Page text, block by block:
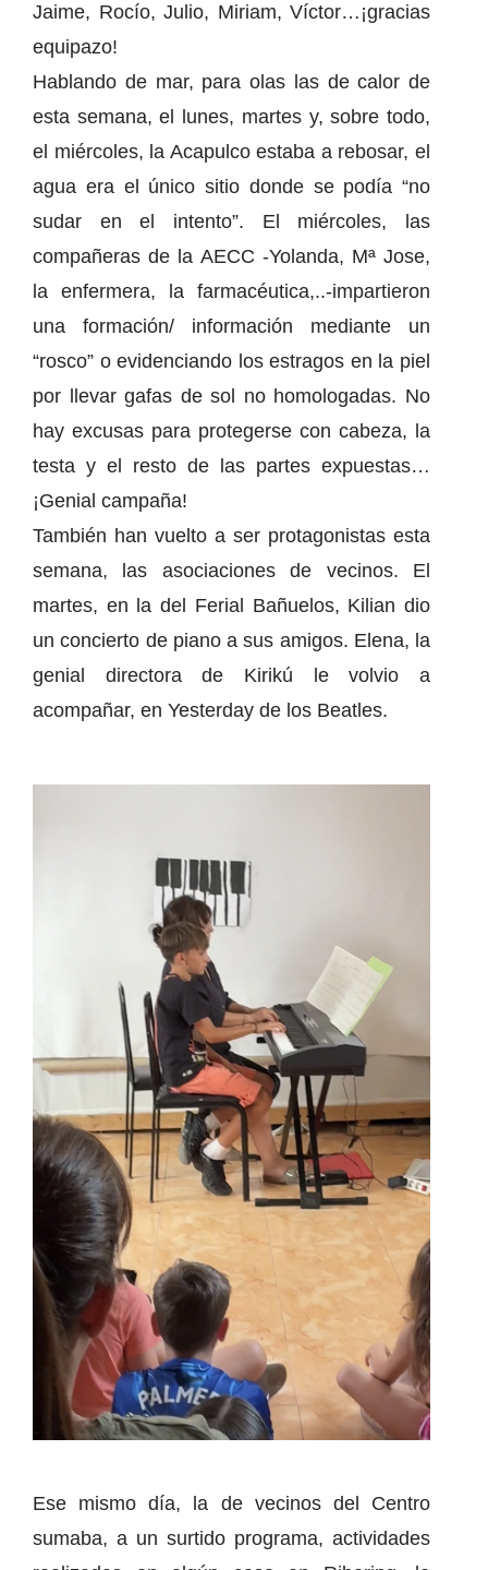
Jaime, Rocío, Julio, Miriam, Víctor…¡gracias
equipazo!
Hablando de mar, para olas las de calor de
esta semana, el lunes, martes y, sobre todo,
el miércoles, la Acapulco estaba a rebosar, el
agua era el único sitio donde se podía “no
sudar en el intento”. El miércoles, las
compañeras de la AECC -Yolanda, Mª Jose,
la enfermera, la farmacéutica,..-impartieron
una formación/ información mediante un
“rosco” o evidenciando los estragos en la piel
por llevar gafas de sol no homologadas. No
hay excusas para protegerse con cabeza, la
testa y el resto de las partes expuestas…
¡Genial campaña!
También han vuelto a ser protagonistas esta
semana, las asociaciones de vecinos. El
martes, en la del Ferial Bañuelos, Kilian dio
un concierto de piano a sus amigos. Elena, la
genial directora de Kirikú le volvio a
acompañar, en Yesterday de los Beatles.
Ese mismo día, la de vecinos del Centro
sumaba, a un surtido programa, actividades